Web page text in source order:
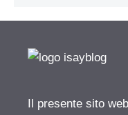
Il presente sito